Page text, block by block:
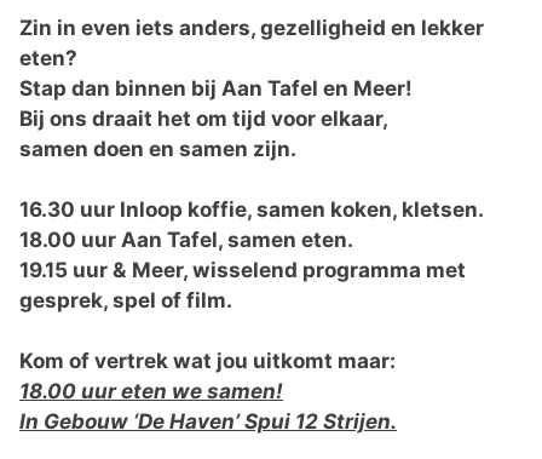
Zin in even iets anders, gezelligheid en lekker
eten?
Stap dan binnen bij Aan Tafel en Meer!
Bij ons draait het om tijd voor elkaar,
samen doen en samen zijn.
16.30 uur Inloop koffie, samen koken, kletsen.
18.00 uur Aan Tafel, samen eten.
19.15 uur & Meer,wisselend programma met
gesprek, spel of film.
Kom of vertrek wat jou uitkomt maar:
18.00 uur eten we samen!
In Gebouw ‘De Haven’ Spui 12 Strijen.